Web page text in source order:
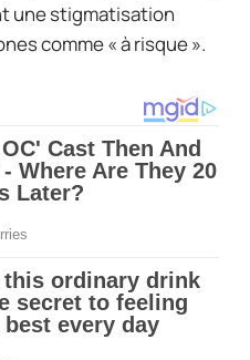
une stigmatisation
comme « à risque ».